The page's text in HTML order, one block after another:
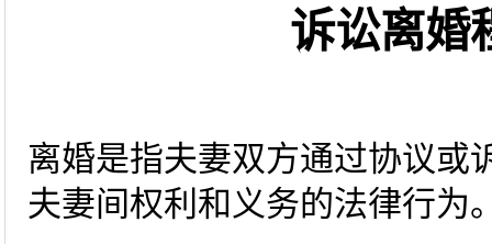
诉讼离婚
离婚是指夫妻双方通过协议或
夫妻间权利和义务的法律行为